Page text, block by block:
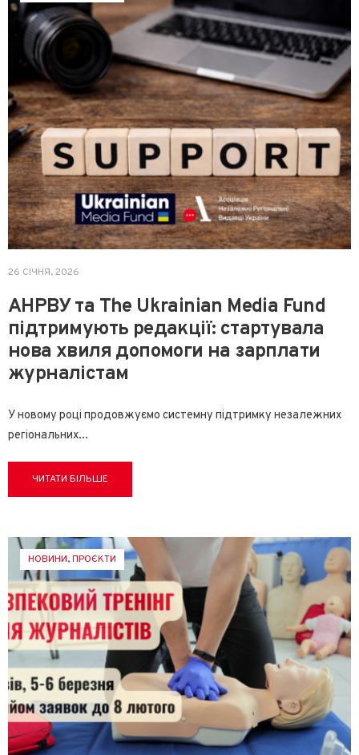
26 СІЧНЯ, 2026
АНРВУ та The Ukrainian Media Fund
підтримують редакції: стартувала
нова хвиля допомоги на зарплати
журналістам
У новому році продовжуємо системну підтримку незалежних
регіональних...
ЧИТАТИ БІЛЬШЕ
НОВИНИ,ПРОЄКТИ